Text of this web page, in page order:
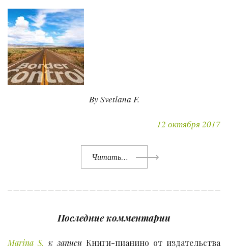
By Svetlana F.
12 октября 2017
Читать…
Последние комментарии
Marina S. к записи Книги-пианино от издательства